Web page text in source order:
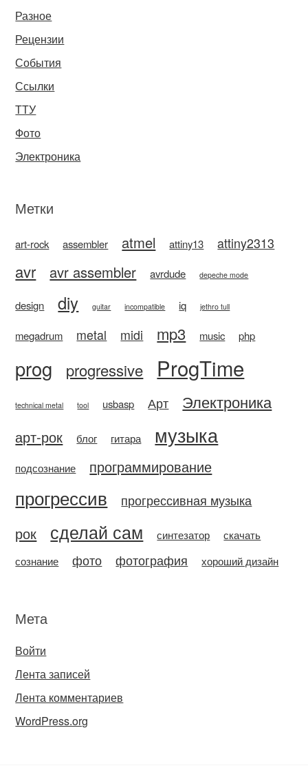
Разное
Рецензии
События
Ссылки
ТТУ
Фото
Электроника
Метки
art-rock assembler atmel attiny13 attiny2313
avr avr assembler avrdude depeche mode
design diy guitar incompatible iq jethro tull
megadrum metal midi mp3 music php
prog progressive ProgTime
technical metal tool usbasp Арт Электроника
арт-рок блог гитара музыка
подсознание программирование
прогрессив прогрессивная музыка
рок сделай сам синтезатор
скачать
сознание
фото фотография хороший дизайн
Мета
Войти
Лента записей
Лента комментариев
WordPress.org